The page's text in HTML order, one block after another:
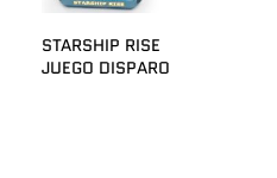
STARSHIP RISE
JUEGO DISPARO